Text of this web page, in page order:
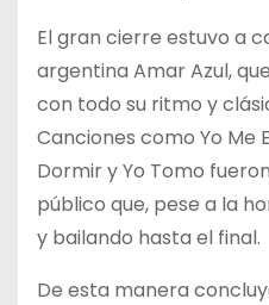
El gran cierre estuvo a
argentina Amar Azul,
con todo su ritmo y
Canciones como Yo Me
Dormir y Yo Tomo
público que, pese a la
y bailando hasta el final.
De esta manera